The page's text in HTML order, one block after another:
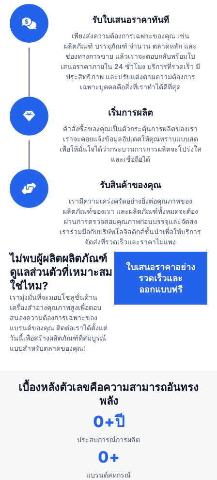
รับใบเสนอราคาทันที
เพียงส่งความต้องการเฉพาะของคุณ เช่น
ผลิตภัณฑ์ บรรจุภัณฑ์ จำนวน ตลาดหลัก และ
ช่องทางการขาย แล้วเราจะตอบกลับพร้อมใบ
เสนอราคาภายใน 24 ชั่วโมง บริการที่รวดเร็ว มี
ประสิทธิภาพ และปรับแต่งตามความต้องการ
เฉพาะบุคคลคือสิ่งที่เราทำได้ดีที่สุด
2
เริ่มการผลิต
คำสั่งซื้อของคุณเป็นตัวกระตุ้นการผลิตของเรา
เราจะคอยแจ้งข้อมูลอัปเดตให้คุณทราบแบบสด
เพื่อให้มั่นใจได้ว่ากระบวนการการผลิตจะโปร่งใส
และเชื่อถือได้
รับสินค้าของคุณ
เรามีความเคร่งครัดอย่างยิ่งต่อคุณภาพของ
ผลิตภัณฑ์ของเรา และผลิตภัณฑ์ทั้งหมดจะต้อง
ผ่านการตรวจสอบคุณภาพก่อนบรรจุและจัดส่ง
เราร่วมมือกับบริษัทโลจิสติกส์ชั้นนำเพื่อให้บริการ
จัดส่งที่รวดเร็วและราคาไม่แพง
ไม่พบผู้ผลิตผลิตภัณฑ์
ดูแลส่วนตัวที่เหมาะสม
ใช่ไหม?
เรามุ่งมั่นที่จะมอบโซลูชั่นด้าน
เครื่องสำอางคุณภาพสูงเพื่อตอบ
สนองความต้องการเฉพาะของ
แบรนด์ของคุณ ติดต่อเราได้ตั้งแต่
วันนี้เพื่อสร้างผลิตภัณฑ์ที่สมบูรณ์
แบบสำหรับตลาดของคุณ!
ใบเสนอราคาอย่าง
รวดเร็วและ
ออกแบบฟรี
เบื้องหลังตัวเลขคือความสามารถอันทรง
พลัง
ประสบการณ์การผลิต
0+ปี
แบรนด์สหกรณ์
0+